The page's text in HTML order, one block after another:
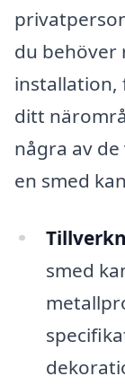
du behöver
installation,
ditt
några av
en smed
smed